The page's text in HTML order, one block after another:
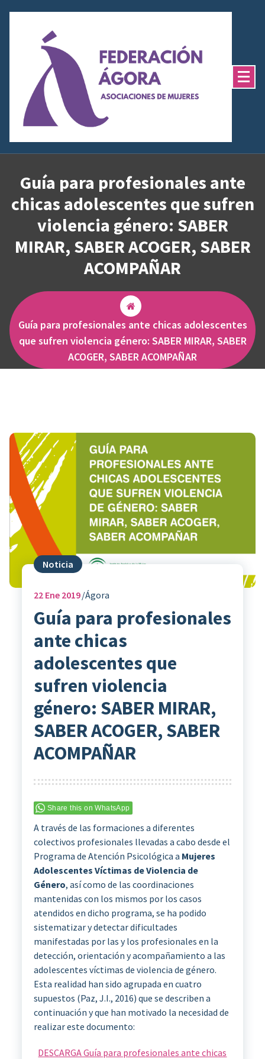
Guía para profesionales ante
chicas adolescentes que sufren
violencia género: SABER
MIRAR, SABER ACOGER, SABER
ACOMPAÑAR
Guía para profesionales ante chicas adolescentes
que sufren violencia género: SABER MIRAR, SABER
ACOGER, SABER ACOMPAÑAR
Noticia
22Ene 2019 Ágora
Guía para profesionales
ante chicas
adolescentes que
sufren violencia
género: SABER MIRAR,
SABER ACOGER, SABER
ACOMPAÑAR
Share this on WhatsApp
A través de las formaciones a diferentes
colectivos profesionales llevadas a cabo desde el
Programa de Atención Psicológica a Mujeres
Adolescentes Víctimas de Violencia de
Género, así como de las coordinaciones
mantenidas con los mismos por los casos
atendidos en dicho programa, se ha podido
sistematizar y detectar dificultades
manifestadas por las y los profesionales en la
detección, orientación y acompañamiento a las
adolescentes víctimas de violencia de género.
Esta realidad han sido agrupada en cuatro
supuestos (Paz, J.I., 2016) que se describen a
continuación y que han motivado la necesidad de
realizar este documento:
DESCARGA Guía para profesionales ante chicas